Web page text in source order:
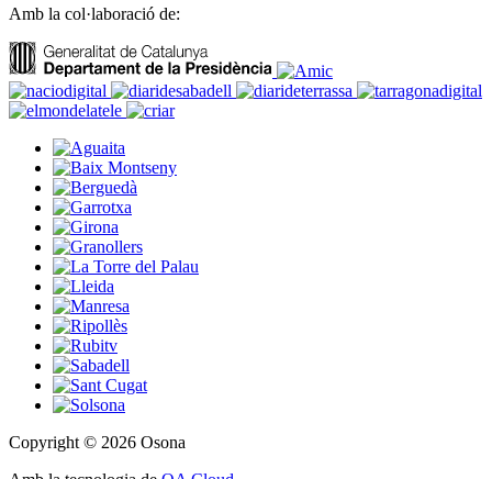
Amb la col·laboració de:
Copyright © 2026 Osona